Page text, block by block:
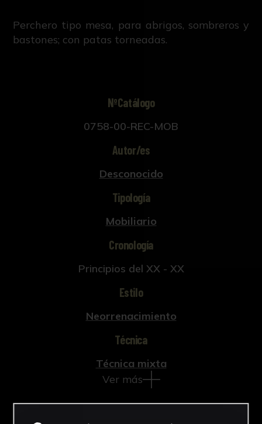
Perchero tipo mesa, para abrigos, sombreros y
bastones; con patas torneadas.
NºCatálogo
0758-00-REC-MOB
Autor/es
Desconocido
Tipología
Mobiliario
Cronología
Principios del XX - XX
Estilo
Neorrenacimiento
Técnica
Técnica mixta
Ver más